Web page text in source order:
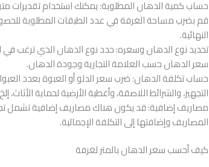
حساب كمية الدهان المطلوبة: يمكنك استخدام تقديرات
قم بضرب مساحة الغرفة في عدد الطبقات المطلوبة
النهائية.
تحديد نوع الدهان وسعره: حدد نوع الدهان الذي ترغب في
سعر الدهان حسب العلامة التجارية وجودة الدهان.
حساب تكلفة الدهان: ضرب سعر الدلو أو العبوة بعدد
التجهيز، والشرائط اللاصقة، وأغطية الأرضية لحماية الأثاث،
مصاريف إضافية: قد يكون هناك مصاريف إضافية تشمل
المصاريف وإضافتها إلى التكلفة الإجمالية.
كيف أحسب سعر الدهان بالمتر لغرفة